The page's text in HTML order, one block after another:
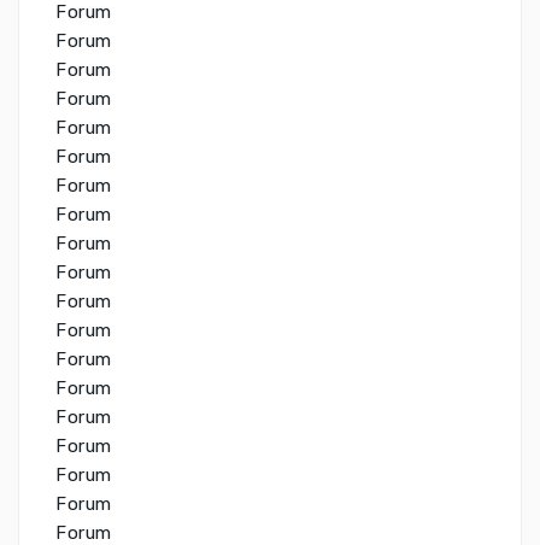
Forum
Forum
Forum
Forum
Forum
Forum
Forum
Forum
Forum
Forum
Forum
Forum
Forum
Forum
Forum
Forum
Forum
Forum
Forum